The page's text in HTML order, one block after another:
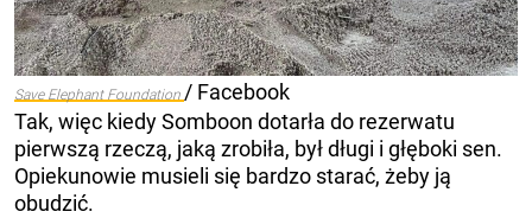
Save Elephant Foundation / Facebook
Tak, więc kiedy Somboon dotarła do rezerwatu
pierwszą rzeczą, jaką zrobiła, był długi i głęboki sen.
Opiekunowie musieli się bardzo starać, żeby ją
obudzić.